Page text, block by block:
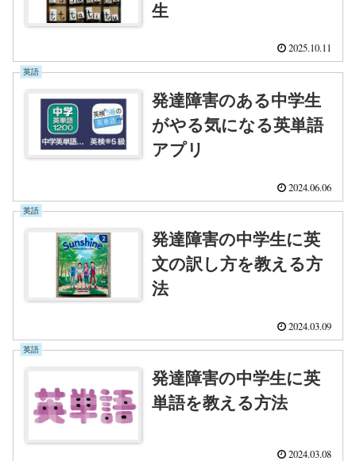
生
2025.10.11
英語
発達障害のある中学生
がやる気になる英単語
アプリ
2024.06.06
英語
発達障害の中学生に英
文の訳し方を教える方
法
2024.03.09
英語
発達障害の中学生に英
単語を教える方法
2024.03.08